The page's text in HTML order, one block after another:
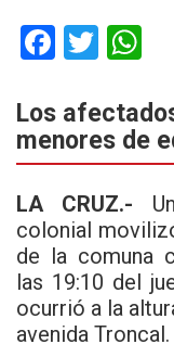
F
ce
b
o
k
T
tt
er
at
s
p
p
Los
menores de
LA CRUZ.-
colonial
de la comuna
las 19:10 del
ocurrió a la
avenida Troncal.